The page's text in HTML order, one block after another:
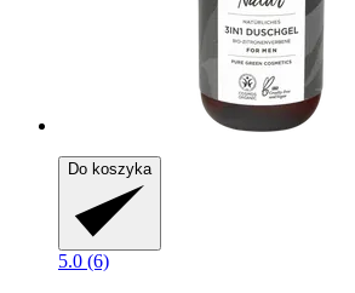
Do koszyka
5.0 (6)